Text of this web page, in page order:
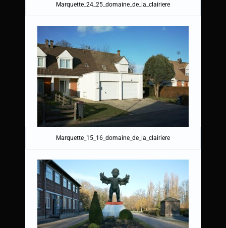
Marquette_24_25_domaine_de_la_clairiere
Marquette_15_16_domaine_de_la_clairiere